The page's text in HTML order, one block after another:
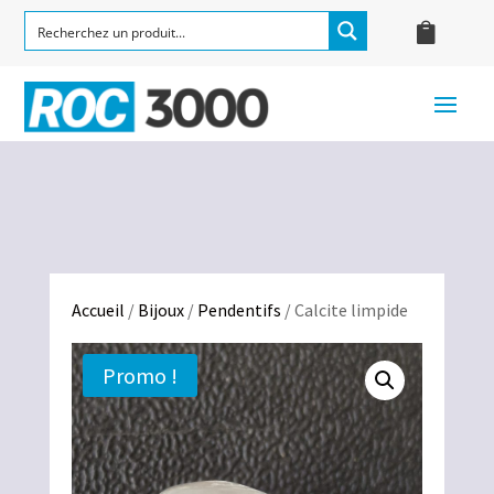
Accueil / Bijoux/ Pendentifs / Calcite limpide
Promo !